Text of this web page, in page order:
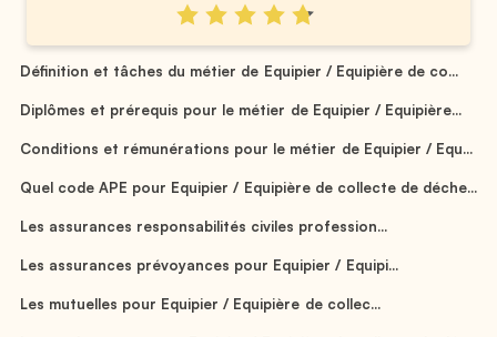
Définition et tâches du métier de Equipier / Equipière de co...
Diplômes et prérequis pour le métier de Equipier / Equipière...
Conditions et rémunérations pour le métier de Equipier / Equ...
Quel code APE pour Equipier / Equipière de collecte de déche...
Les assurances responsabilités civiles profession...
Les assurances prévoyances pour Equipier / Equipi...
Les mutuelles pour Equipier / Equipière de collec...